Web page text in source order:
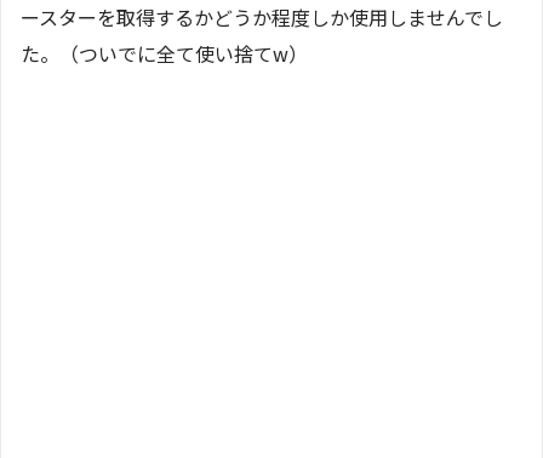
ースターを取得するかどうか程度しか使用しませんでし
た。（ついでに全て使い捨てw）